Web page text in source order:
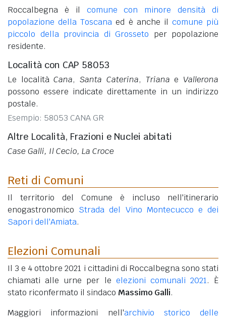
Roccalbegna è il comune con minore densità di
popolazione della Toscana ed è anche il comune più
piccolo della provincia di Grosseto per popolazione
residente.
Località con CAP 58053
Le localitàCana,Santa Caterina, Triana e Vallerona
possono essere indicate direttamente in un indirizzo
postale.
Esempio: 58053 CANA GR
Altre Località, Frazioni e Nuclei abitati
Case Galli, Il Cecio, La Croce
Reti di Comuni
Il territorio del Comune è incluso nell'itinerario
enogastronomico Strada del Vino Montecucco e dei
Sapori dell'Amiata.
Elezioni Comunali
Il 3 e 4 ottobre 2021 i cittadini di Roccalbegna sono stati
chiamati alle urne per le elezioni comunali 2021. È
stato riconfermato il sindaco Massimo Galli.
Maggiori informazioni nell'archivio storico delle